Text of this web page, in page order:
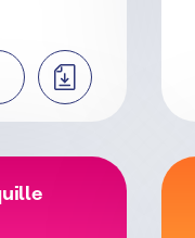
TÉLÉCHARGER